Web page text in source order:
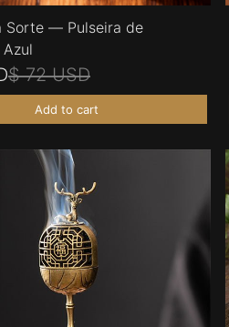
Sorte — Pulseira de
$ 72 USD
Add to cart